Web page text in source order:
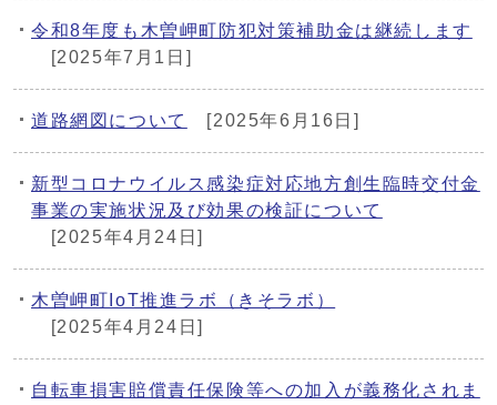
令和8年度も木曽岬町防犯対策補助金は継続します
[2025年7月1日]
道路網図について [2025年6月16日]
新型コロナウイルス感染症対応地方創生臨時交付金
事業の実施状況及び効果の検証について
[2025年4月24日]
木曽岬町IoT推進ラボ（きそラボ）
[2025年4月24日]
自転車損害賠償責任保険等への加入が義務化されま